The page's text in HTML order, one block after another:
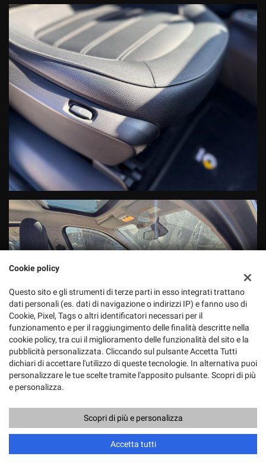
Cookie policy
Questo sito e gli strumenti di terze parti in esso integrati trattano
dati personali (es. dati di navigazione o indirizzi IP) e fanno uso di
Cookie, Pixel, Tags o altri identificatori necessari per il
funzionamento e per il raggiungimento delle finalità descritte nella
cookie policy, tra cui il miglioramento delle funzionalità del sito e la
pubblicità personalizzata. Cliccando sul pulsante Accetta Tutti
dichiari di accettare l'utilizzo di queste tecnologie. In alternativa puoi
personalizzare le tue scelte tramite l'apposito pulsante. Scopri di più
e personalizza.
Scopri di più e personalizza
Accetta tutti